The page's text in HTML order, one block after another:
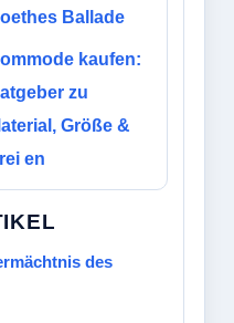
Ballade
kaufen:
zu
Größe &
en
des